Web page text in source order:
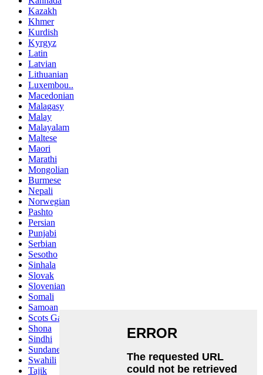
Kazakh
Khmer
Kurdish
Kyrgyz
Latin
Latvian
Lithuanian
Luxembou..
Macedonian
Malagasy
Malay
Malayalam
Maltese
Maori
Marathi
Mongolian
Burmese
Nepali
Norwegian
Pashto
Persian
Punjabi
Serbian
Sesotho
Sinhala
Slovak
Slovenian
Somali
Samoan
Scots Gaelic
Shona
Sindhi
Sundanese
Swahili
Tajik